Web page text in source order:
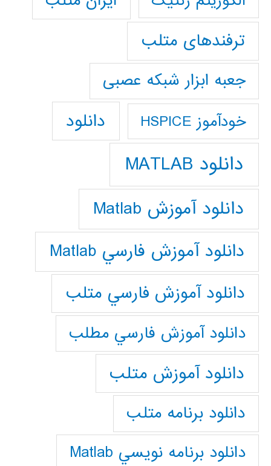
ترفندهای متلب
جعبه ابزار شبکه عصبی
خودآموز HSPICE دانلود
دانلود MATLAB
دانلود آموزش Matlab
دانلود آموزش فارسي Matlab
دانلود آموزش فارسي متلب
دانلود آموزش فارسي مطلب
دانلود آموزش متلب
دانلود برنامه متلب
دانلود برنامه نويسي Matlab